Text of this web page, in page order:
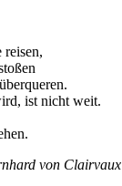
reisen,
ist nicht weit.
von Clairvaux